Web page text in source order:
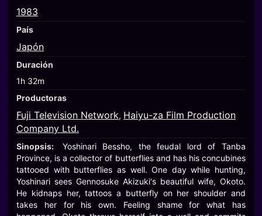
1983
País
Japón
Duración
1h 32m
Productoras
Fuji Television Network, Haiyu-za Film Production
Company Ltd.
Sinopsis:
Yoshinari Bessho, the feudal lord of Tanba
Province, is a collector of butterflies and has his concubines
tattooed with butterflies as well. One day while hunting,
Yoshinari sees Gennosuke Akizuki's beautiful wife, Okoto.
He kidnaps her, tattoos a butterfly on her shoulder and
takes her for his own. Feeling shame for what has